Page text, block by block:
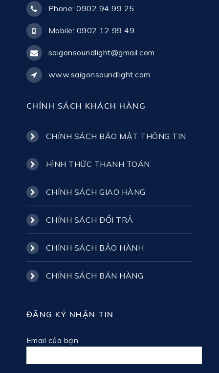
Phone: 0902 94 99 25
Mobile: 0902 12 99 49
saigonsoundlight@gmail.com
www.saigonsoundlight.com
CHÍNH SÁCH KHÁCH HÀNG
CHÍNH SÁCH BẢO MẬT THÔNG TIN
HÌNH THỨC THANH TOÁN
CHÍNH SÁCH GIAO HÀNG
CHÍNH SÁCH ĐỔI TRẢ
CHÍNH SÁCH BẢO HÀNH
CHÍNH SÁCH BÁN HÀNG
ĐĂNG KÝ NHẬN TIN
Email của bạn